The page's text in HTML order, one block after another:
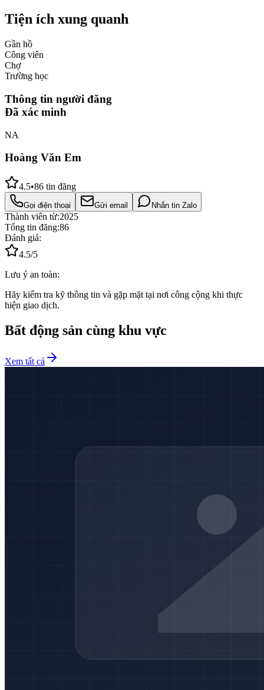
Tiện ích xung quanh
Gần hồ
Công viên
Chợ
Trường học
Thông tin người đăng
Đã xác minh
NA
Hoàng Văn Em
4.5•86 tin đăng
Gọi điện thoại Gửi email Nhắn tin Zalo
Thành viên từ:2025
Tổng tin đăng:86
Đánh giá:
4.5/5
Lưu ý an toàn:
Hãy kiểm tra kỹ thông tin và gặp mặt tại nơi công cộng khi thực
hiện giao dịch.
Bất động sản cùng khu vực
Xem tất cả